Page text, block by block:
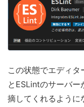
この状態でエディタ
とESLintのサーバー
摘してくれるように